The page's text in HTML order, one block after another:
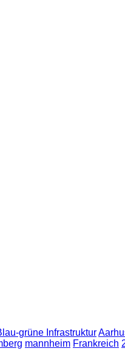
grüne Infrastruktur
mannheim Frankreich